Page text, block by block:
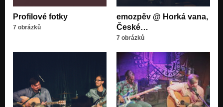
Profilové fotky
7 obrázků
emozpěv @ Horká vana,
České…
7 obrázků